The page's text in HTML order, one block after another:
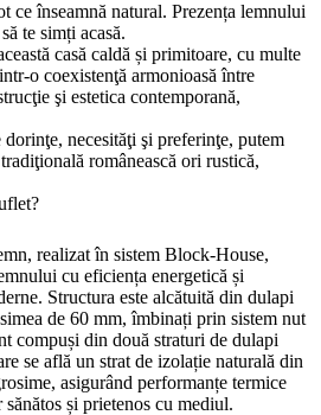
ce înseamnă natural. Prezența lemnului
te simți acasă.
casă caldă și primitoare, cu multe
o coexistenţă armonioasă între
şi estetica contemporană,
necesităţi şi preferinţe, putem
românească ori rustică,
realizat în sistem Block-House,
cu eficiența energetică și
Structura este alcătuită din dulapi
de 60 mm, îmbinați prin sistem nut
compuși din două straturi de dulapi
se află un strat de izolație naturală din
asigurând performanțe termice
și prietenos cu mediul.